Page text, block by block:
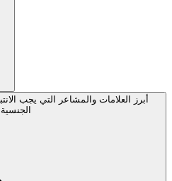
أبرز العلامات والمشاعر التي يجب
الجنسية